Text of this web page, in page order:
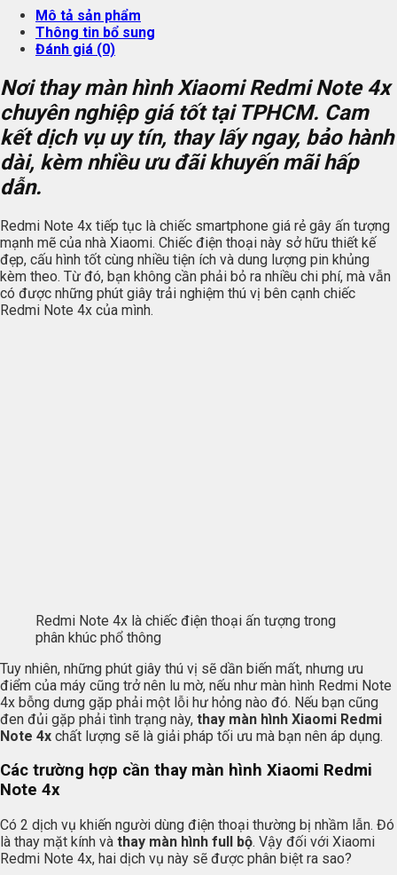
Mô tả sản phẩm
Thông tin bổ sung
Đánh giá (0)
Nơi thay màn hình Xiaomi Redmi Note 4x
chuyên nghiệp giá tốt tại TPHCM. Cam
kết dịch vụ uy tín, thay lấy ngay, bảo hành
dài, kèm nhiều ưu đãi khuyến mãi hấp
dẫn.
Redmi Note 4x tiếp tục là chiếc smartphone giá rẻ gây ấn tượng
mạnh mẽ của nhà Xiaomi. Chiếc điện thoại này sở hữu thiết kế
đẹp, cấu hình tốt cùng nhiều tiện ích và dung lượng pin khủng
kèm theo. Từ đó, bạn không cần phải bỏ ra nhiều chi phí, mà vẫn
có được những phút giây trải nghiệm thú vị bên cạnh chiếc
Redmi Note 4x của mình.
Redmi Note 4x là chiếc điện thoại ấn tượng trong
phân khúc phổ thông
Tuy nhiên, những phút giây thú vị sẽ dần biến mất, nhưng ưu
điểm của máy cũng trở nên lu mờ, nếu như màn hình Redmi Note
4x bỗng dưng gặp phải một lỗi hư hỏng nào đó. Nếu bạn cũng
đen đủi gặp phải tình trạng này, thay màn hình Xiaomi Redmi
Note 4x chất lượng sẽ là giải pháp tối ưu mà bạn nên áp dụng.
Các trường hợp cần thay màn hình Xiaomi Redmi
Note 4x
Có 2 dịch vụ khiến người dùng điện thoại thường bị nhầm lẫn. Đó
là thay mặt kính và thay màn hình full bộ. Vậy đối với Xiaomi
Redmi Note 4x, hai dịch vụ này sẽ được phân biệt ra sao?